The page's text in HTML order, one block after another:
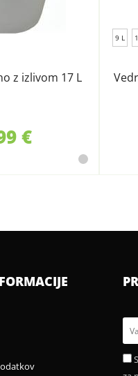
z izlivom 17 L
€
9 L